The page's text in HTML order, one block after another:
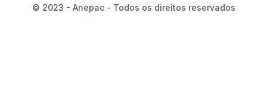
© 2023 - Anepac - Todos os direitos reservados